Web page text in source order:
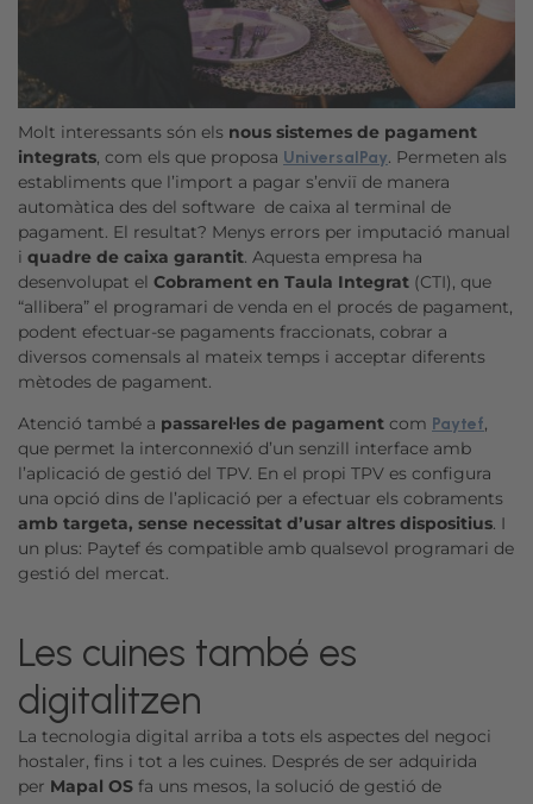
Molt interessants són els nous sistemes de pagament
integrats, com els que proposa UniversalPay. Permeten als
establiments que l’import a pagar s’enviï de manera
automàtica des del software de caixa al terminal de
pagament. El resultat? Menys errors per imputació manual
i quadre de caixa garantit. Aquesta empresa ha
desenvolupat el Cobrament en Taula Integrat (CTI), que
“allibera” el programari de venda en el procés de pagament,
podent efectuar-se pagaments fraccionats, cobrar a
diversos comensals al mateix temps i acceptar diferents
mètodes de pagament.
Atenció també a passarel·les de pagament com Paytef,
que permet la interconnexió d’un senzill interface amb
l’aplicació de gestió del TPV. En el propi TPV es configura
una opció dins de l’aplicació per a efectuar els cobraments
amb targeta, sense necessitat d’usar altres dispositius. I
un plus: Paytef és compatible amb qualsevol programari de
gestió del mercat.
Les cuines també es
digitalitzen
La tecnologia digital arriba a tots els aspectes del negoci
hostaler, fins i tot a les cuines. Després de ser adquirida
per Mapal OS fa uns mesos, la solució de gestió de